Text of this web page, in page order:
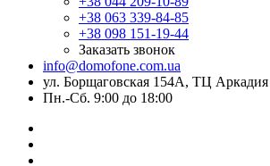
+38 063 339-84-85
+38 098 151-19-44
Заказать звонок
info@domofone.com.ua
ул. Борщаговская 154А, ТЦ Аркадия
Пн.-Сб. 9:00 до 18:00